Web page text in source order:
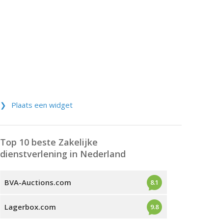
Plaats een widget
Top 10 beste Zakelijke
dienstverlening in Nederland
BVA-Auctions.com 8.1
Lagerbox.com 9.8